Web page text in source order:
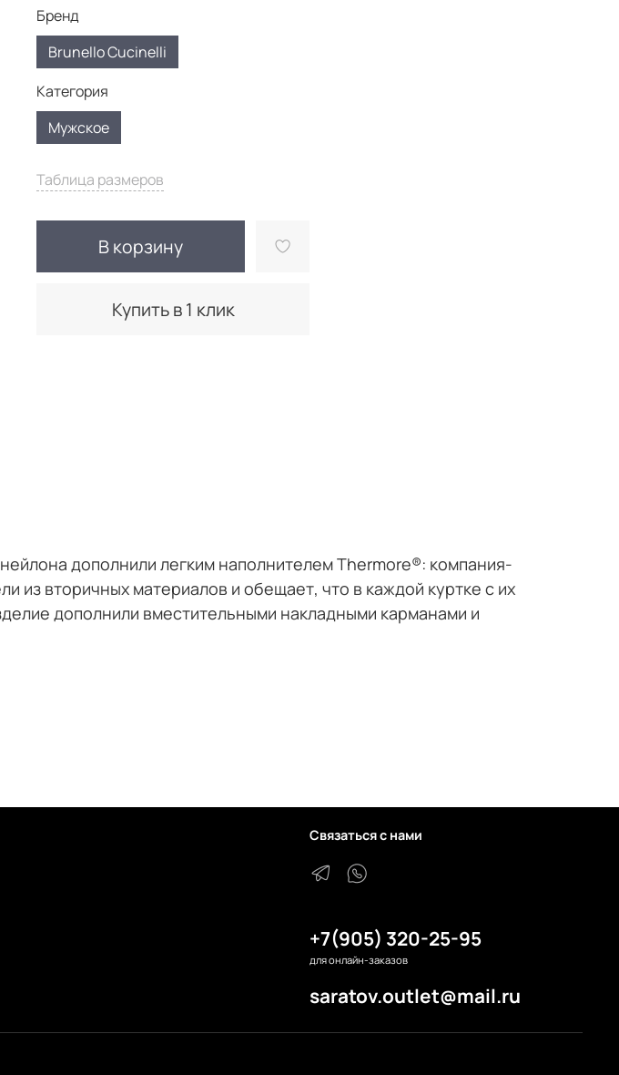
Таблица размеров
В корзину
Купить в 1 клик
Бренд
Brunello Cucinelli
Категория
Мужское
дополнили легким наполнителем Thermore®: компания-
из вторичных материалов и обещает, что в каждой куртке с их
дополнили вместительными накладными карманами и
Связаться с нами
+7(905) 320-25-95
для онлайн-заказов
saratov.outlet@mail.ru